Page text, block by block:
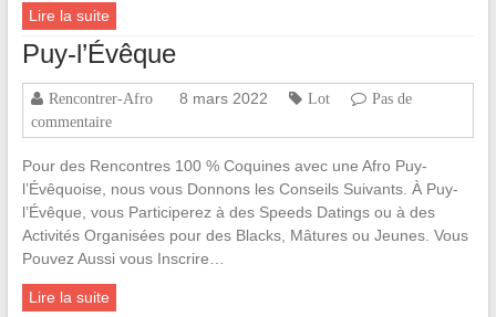
Lire la suite
Puy-l’Évêque
Rencontrer-Afro 8 mars 2022 Lot
Pas de
commentaire
Pour des Rencontres 100 % Coquines avec une Afro Puy-
l’Évêquoise, nous vous Donnons les Conseils Suivants. À Puy-
l’Évêque, vous Participerez à des Speeds Datings ou à des
Activités Organisées pour des Blacks, Mâtures ou Jeunes. Vous
Pouvez Aussi vous Inscrire…
Lire la suite